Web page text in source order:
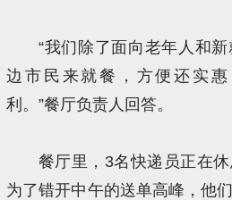
“我们除了面向老年人和
边市民来就餐，方便还实
利。”餐厅负责人回答。
餐厅里，3名快递员正在
为了错开中午的送单高峰，他